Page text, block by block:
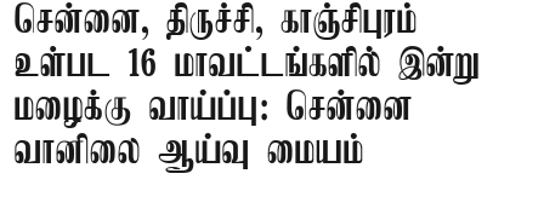
சென்னை, திருச்சி, காஞ்சிபுரம்
உள்பட 16 மாவட்டங்களில் இன்று
மழைக்கு வாய்ப்பு: சென்னை
வானிலை ஆய்வு மையம்